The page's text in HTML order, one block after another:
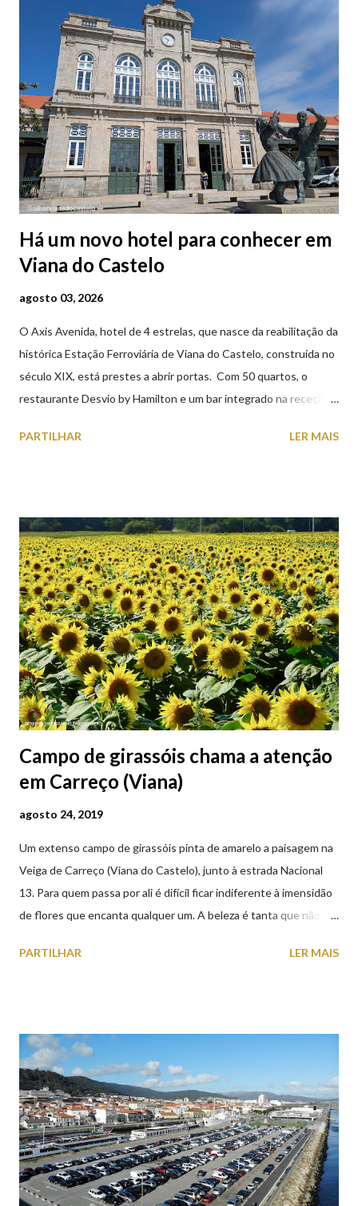
Há um novo hotel para conhecer em
Viana do Castelo
agosto 03, 2026
O Axis Avenida, hotel de 4 estrelas, que nasce da reabilitação da
histórica Estação Ferroviária de Viana do Castelo, construída no
século XIX, está prestes a abrir portas. Com 50 quartos, o
restaurante Desvio by Hamilton e um bar integrado na receção,
peças históricas cedidas pela IP Património que homenageiam a
PARTILHAR LER MAIS
Campo de girassóis chama a atenção
em Carreço (Viana)
agosto 24, 2019
Um extenso campo de girassóis pinta de amarelo a paisagem na
Veiga de Carreço (Viana do Castelo), junto à estrada Nacional
13. Para quem passa por ali é difícil ficar indiferente à imensidão
de flores que encanta qualquer um. A beleza é tanta que não
aproveite a paisagem como cenário para tirar algumas
PARTILHAR LER MAIS